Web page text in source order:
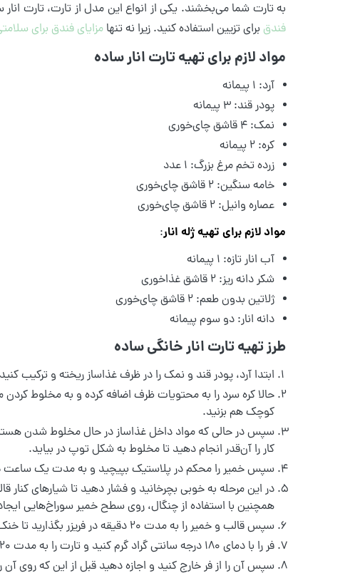
به تارت شما می‌بخشند. یکی از انواع این مدل از تارت، تارت
فندق برای تزیین استفاده کنید. زیرا نه تنها مزایای فندق برای
مواد لازم برای تهیه تارت انار ساده
آرد: 1 پیمانه
پودر قند: 3 پیمانه
نمک: 4 قاشق چای‌خوری
کره: 2 پیمانه
زرده تخم مرغ بزرگ: 1 عدد
خامه سنگین: 2 قاشق چای‌خوری
عصاره وانیل: 2 قاشق چای‌خوری
مواد لازم برای تهیه ژله انار:
آب انار تازه: ۱ پیمانه
شکر دانه ریز: ۲ قاشق غذاخوری
ژلاتین بدون طعم: ۲ قاشق چای‌خوری
دانه انار: دو سوم پیمانه
طرز تهیه تارت انار خانگی ساده
ابتدا آرد، پودر قند و نمک را در ظرف غذاساز ریخته و ترکیب
حالا کره سرد را به محتویات ظرف اضافه کرده و به مخلوط
کوچک هم بزنید.
سپس در حالی که مواد داخل غذاساز در حال مخلوط شدن
کار را آن‌قدر انجام دهید تا مخلوط به شکل توپ در بیاید.
سپس خمیر را محکم در پلاستیک بپیچید و به مدت یک ساعت در
در این مرحله به خوبی بچرخانید و فشار دهید تا شیارهای کنار
همچنین با استفاده از چنگال، روی سطح خمیر سوراخ‌هایی
سپس قالب و خمیر را به مدت ۲۰ دقیقه در فریزر بگذارید تا خنک شوند.
فر را با دمای ۱۸۰ درجه سانتی گراد گرم کنید و تارت را به مدت ۲۰ دقیقه در آن بگذارید.
سپس آن را از فر خارج کنید و اجازه دهید قبل از این که روی آن